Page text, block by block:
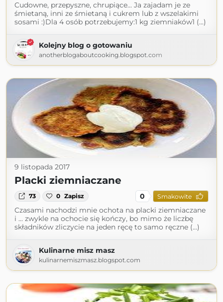
Cudowne, przepyszne, chrupiące... Ja zajadam je ze
śmietaną, inni ze śmietaną i cukrem lub z wszelakimi
sosami :)Dla 4 osób potrzebujemy:1 kg ziemniaków1 (...)
Kolejny blog o gotowaniu
anotherblogaboutcooking.blogspot.com
9 listopada 2017
Placki ziemniaczane
73 0 Zapisz 0 Smakowite
Czasami nachodzi mnie ochota na placki ziemniaczane
i ... zwykle na ochocie się kończy, bo mimo że liczbę
składników zliczycie na jeden ręcę to samo ręczne (...)
Kulinarne misz masz
kulinarnemiszmasz.blogspot.com